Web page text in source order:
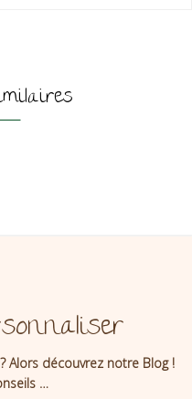
Alors découvrez notre Blog !
…